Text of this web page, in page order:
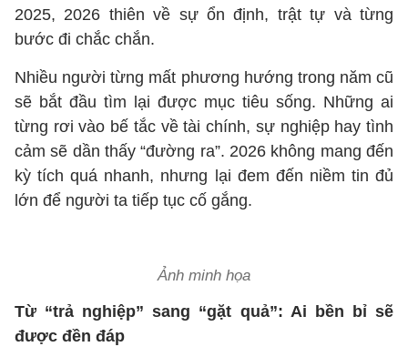
2025, 2026 thiên về sự ổn định, trật tự và từng
bước đi chắc chắn.
Nhiều người từng mất phương hướng trong năm cũ
sẽ bắt đầu tìm lại được mục tiêu sống. Những ai
từng rơi vào bế tắc về tài chính, sự nghiệp hay tình
cảm sẽ dần thấy “đường ra”. 2026 không mang đến
kỳ tích quá nhanh, nhưng lại đem đến niềm tin đủ
lớn để người ta tiếp tục cố gắng.
Ảnh minh họa
Từ “trả nghiệp” sang “gặt quả”: Ai bền bỉ sẽ
được đền đáp